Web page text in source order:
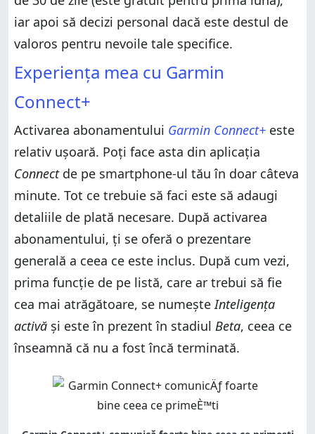
iar apoi să decizi personal dacă este destul de
valoros pentru nevoile tale specifice.
Experiența mea cu Garmin
Connect+
Activarea abonamentului Garmin Connect+ este
relativ ușoară. Poți face asta din aplicația
Connect de pe smartphone-ul tău în doar câteva
minute. Tot ce trebuie să faci este să adaugi
detaliile de plată necesare. După activarea
abonamentului, ți se oferă o prezentare
generală a ceea ce este inclus. După cum vezi,
prima funcție de pe listă, care ar trebui să fie
cea mai atrăgătoare, se numeșteInteligența
activă și este în prezent în stadiul Beta, ceea ce
înseamnă că nu a fost încă terminată.